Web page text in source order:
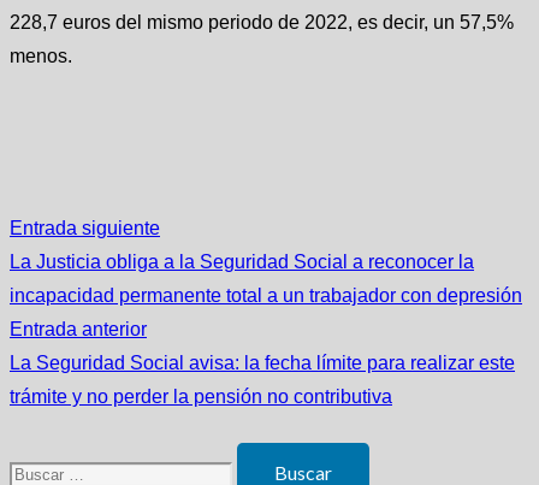
228,7 euros del mismo periodo de 2022, es decir, un 57,5%
menos.
Entrada siguiente
La Justicia obliga a la Seguridad Social a reconocer la
incapacidad permanente total a un trabajador con depresión
Entrada anterior
La Seguridad Social avisa: la fecha límite para realizar este
trámite y no perder la pensión no contributiva
Buscar: